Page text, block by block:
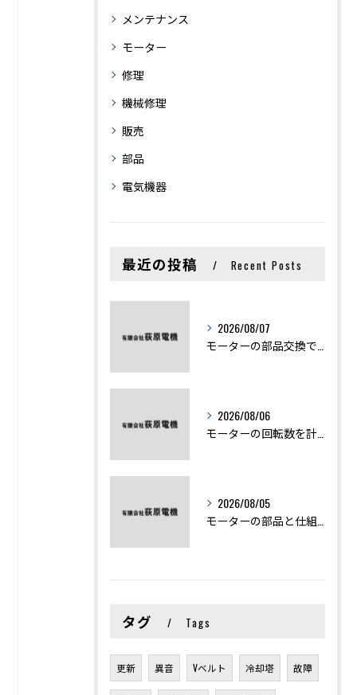
メンテナンス
モーター
修理
機械修理
販売
部品
電気機器
最近の投稿 Recent Posts
2026/08/07
2026/08/06
2026/08/05
タグ Tags
更新 異音 Vベルト 冷却塔 故障